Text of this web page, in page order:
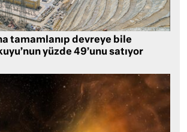
tamamlanıp devreye bile
yüzde 49’unu satıyor